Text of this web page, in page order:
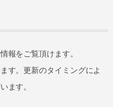
報をご覧頂けます。
す。更新のタイミングによ
ます。